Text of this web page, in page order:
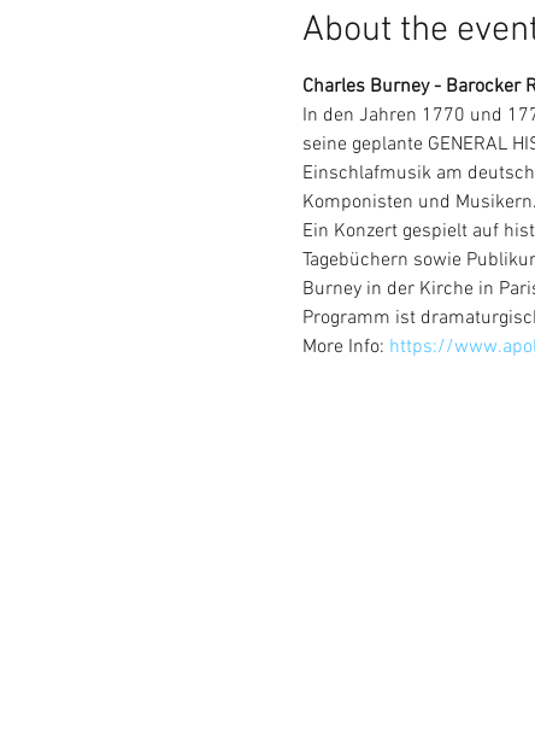
About the
Charles Burney - Barocker
In den Jahren 1770 und
seine geplante GENERAL
Einschlafmusik am
Komponisten und
Ein Konzert gespielt auf
Tagebüchern sowie
Burney in der Kirche in
Programm ist
More Info: https://